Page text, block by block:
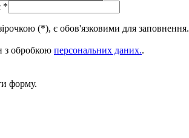
*
(*), є обов'язковими для заповнення.
з обробкою персональних даних..
форму.